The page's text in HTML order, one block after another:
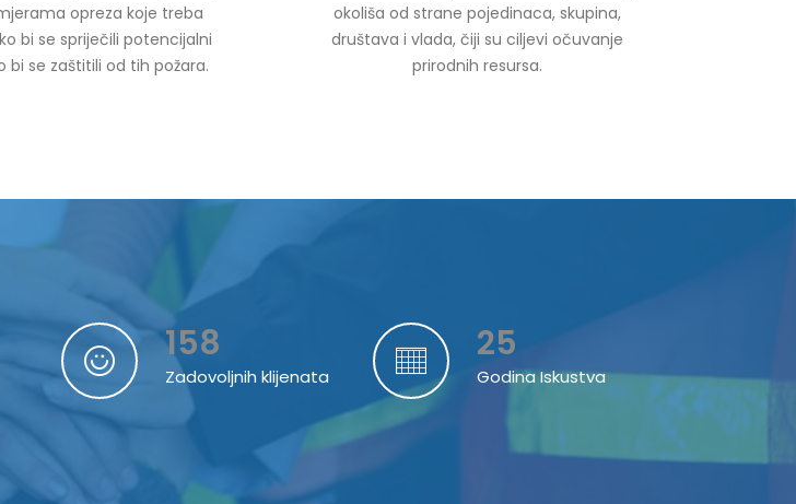
opreza koje treba
bi se spriječili potencijalni
bi se zaštitili od tih požara.
okoliša od strane pojedinaca, skupina,
društava i vlada, čiji su ciljevi očuvanje
prirodnih resursa.
158
Zadovoljnih klijenata
25
Godina Iskustva